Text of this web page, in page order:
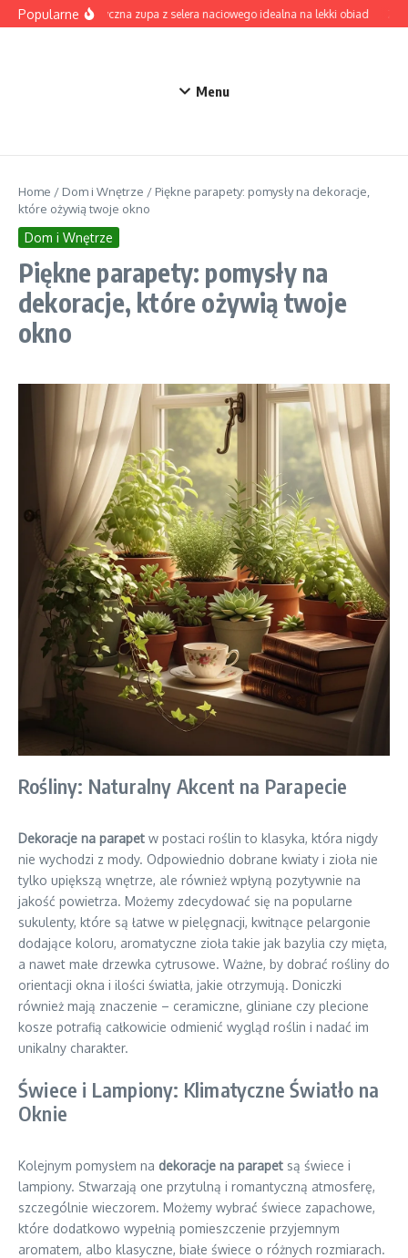
Przejdź do treści
PopularneAromatyczna zupa z selera naciowego idealna na lekki obiad
Menu
Home / Dom i Wnętrze / Piękne parapety: pomysły na dekoracje,
które ożywią twoje okno
Dom i Wnętrze
Piękne parapety: pomysły na
dekoracje, które ożywią twoje
okno
Rośliny: Naturalny Akcent na Parapecie
Dekoracje na parapet w postaci roślin to klasyka, która nigdy
nie wychodzi z mody. Odpowiednio dobrane kwiaty i zioła nie
tylko upiększą wnętrze, ale również wpłyną pozytywnie na
jakość powietrza. Możemy zdecydować się na popularne
sukulenty, które są łatwe w pielęgnacji, kwitnące pelargonie
dodające koloru, aromatyczne zioła takie jak bazylia czy mięta,
a nawet małe drzewka cytrusowe. Ważne, by dobrać rośliny do
orientacji okna i ilości światła, jakie otrzymują. Doniczki
również mają znaczenie – ceramiczne, gliniane czy plecione
kosze potrafią całkowicie odmienić wygląd roślin i nadać im
unikalny charakter.
Świece i Lampiony: Klimatyczne Światło na
Oknie
Kolejnym pomysłem na dekoracje na parapet są świece i
lampiony. Stwarzają one przytulną i romantyczną atmosferę,
szczególnie wieczorem. Możemy wybrać świece zapachowe,
które dodatkowo wypełnią pomieszczenie przyjemnym
aromatem, albo klasyczne, białe świece o różnych rozmiarach.